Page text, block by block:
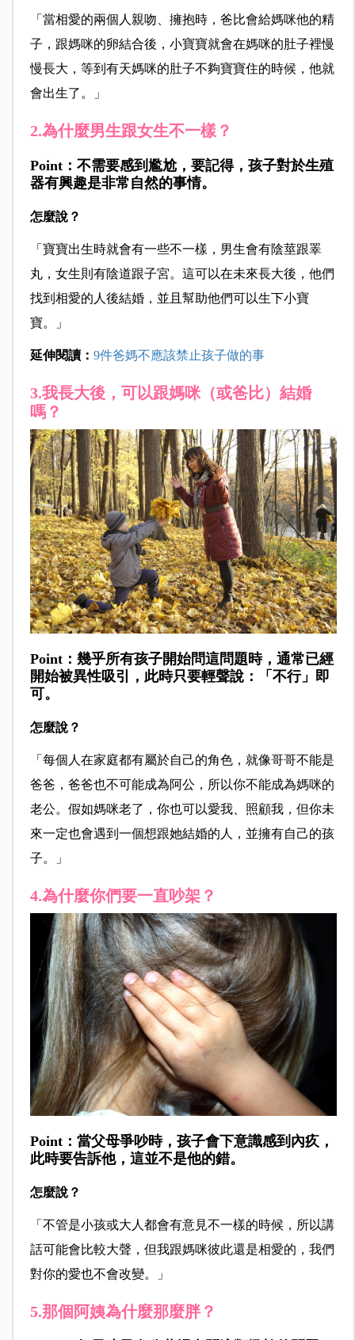
「當相愛的兩個人親吻、擁抱時，爸比會給媽咪他的精
子，跟媽咪的卵結合後，小寶寶就會在媽咪的肚子裡慢
慢長大，等到有天媽咪的肚子不夠寶寶住的時候，他就
會出生了。」
2.為什麼男生跟女生不一樣？
Point：不需要感到尷尬，要記得，孩子對於生殖
器有興趣是非常自然的事情。
怎麼說？
「寶寶出生時就會有一些不一樣，男生會有陰莖跟睪
丸，女生則有陰道跟子宮。這可以在未來長大後，他們
找到相愛的人後結婚，並且幫助他們可以生下小寶
寶。」
延伸閱讀： 9件爸媽不應該禁止孩子做的事
3.我長大後，可以跟媽咪（或爸比）結婚
嗎？
Point：幾乎所有孩子開始問這問題時，通常已經
開始被異性吸引，此時只要輕聲說：「不行」即
可。
怎麼說？
「每個人在家庭都有屬於自己的角色，就像哥哥不能是
爸爸，爸爸也不可能成為阿公，所以你不能成為媽咪的
老公。假如媽咪老了，你也可以愛我、照顧我，但你未
來一定也會遇到一個想跟她結婚的人，並擁有自己的孩
子。」
4.為什麼你們要一直吵架？
Point：當父母爭吵時，孩子會下意識感到內疚，
此時要告訴他，這並不是他的錯。
怎麼說？
「不管是小孩或大人都會有意見不一樣的時候，所以講
話可能會比較大聲，但我跟媽咪彼此還是相愛的，我們
對你的愛也不會改變。」
5.那個阿姨為什麼那麼胖？